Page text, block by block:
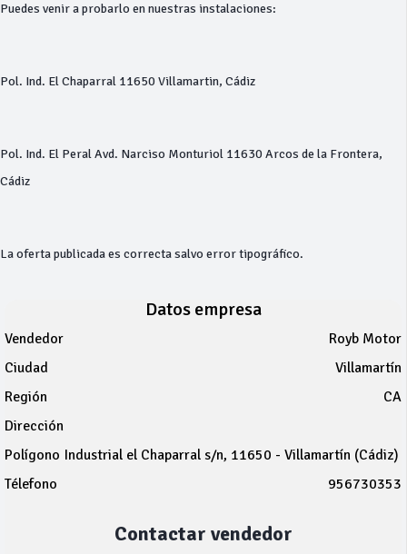
Puedes venir a probarlo en nuestras instalaciones:
Pol. Ind. El Chaparral 11650 Villamartin, Cádiz
Pol. Ind. El Peral Avd. Narciso Monturiol 11630 Arcos de la Frontera,
Cádiz
La oferta publicada es correcta salvo error tipográfico.
Datos empresa
Vendedor
Royb Motor
Ciudad
Villamartín
Región
CA
Dirección
Polígono Industrial el Chaparral s/n, 11650 - Villamartín (Cádiz)
Télefono
956730353
Contactar vendedor